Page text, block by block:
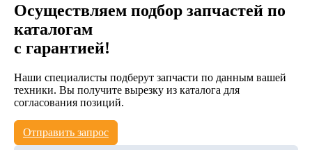
Осуществляем подбор запчастей по
каталогам
с гарантией!
Наши специалисты подберут запчасти по данным вашей
техники. Вы получите вырезку из каталога для
согласования позиций.
Отправить запрос